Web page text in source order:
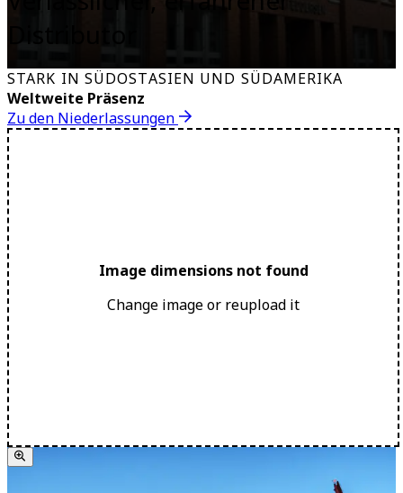
Distributor
Image dimensions not found
Change image or reupload it
STARK IN SÜDOSTASIEN UND SÜDAMERIKA
Weltweite Präsenz
Zu den Niederlassungen